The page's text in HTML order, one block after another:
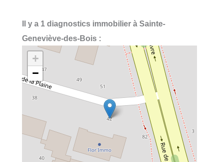
Il y a 1 diagnostics immobilier à Sainte-
Geneviève-des-Bois :
+
−